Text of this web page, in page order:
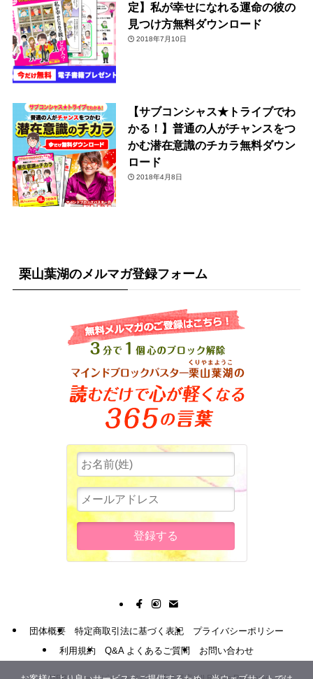
定】私が幸せになれる運命の彼の
見つけ方無料ダウンロード
2018年7月10日
【サブコンシャス★トライブでわ
かる！】普通の人がチャンスをつ
かむ潜在意識のチカラ無料ダウン
ロード
2018年4月8日
栗山葉湖のメルマガ登録フォーム
団体概要 特定商取引法に基づく表記
プライバシーポリシー
利用規約
Q&A よくあるご質問 お問い合わせ